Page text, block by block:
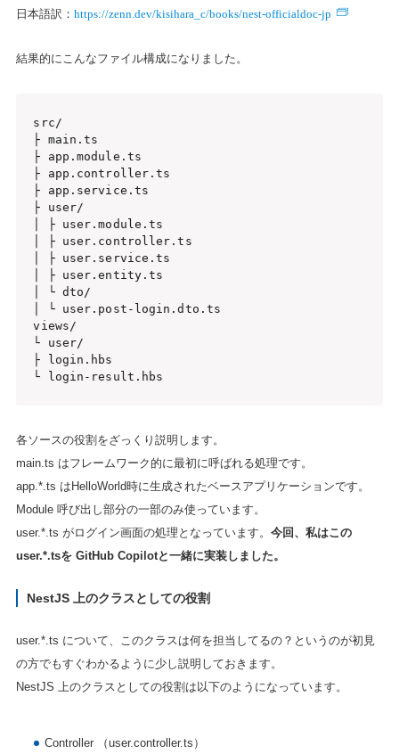
日本語訳： https://zenn.dev/kisihara_c/books/nest-officialdoc-jp
結果的にこんなファイル構成になりました。
src/
├ main.ts
├ app.module.ts
├ app.controller.ts
├ app.service.ts
├ user/
│ ├ user.module.ts
│ ├ user.controller.ts
│ ├ user.service.ts
│ ├ user.entity.ts
│ └ dto/
│ └ user.post-login.dto.ts
views/
└ user/
├ login.hbs
└ login-result.hbs
各ソースの役割をざっくり説明します。
main.ts はフレームワーク的に最初に呼ばれる処理です。
app.*.ts はHelloWorld時に生成されたベースアプリケーションです。
Module 呼び出し部分の一部のみ使っています。
user.*.ts がログイン画面の処理となっています。 今回、私はこの
user.*.tsを GitHub Copilotと一緒に実装しました。
NestJS 上のクラスとしての役割
user.*.ts について、このクラスは何を担当してるの？というのが初見
の方でもすぐわかるように少し説明しておきます。
NestJS 上のクラスとしての役割は以下のようになっています。
Controller （user.controller.ts）